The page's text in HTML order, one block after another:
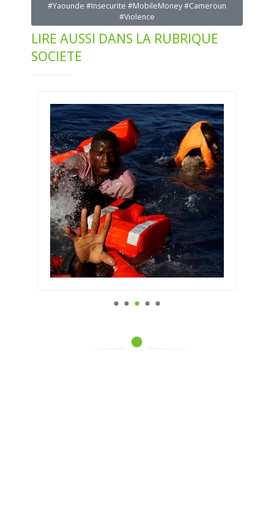
#Yaounde #Insecurite #MobileMoney #Cameroun
#Violence
LIRE AUSSI DANS LA RUBRIQUE
SOCIETE